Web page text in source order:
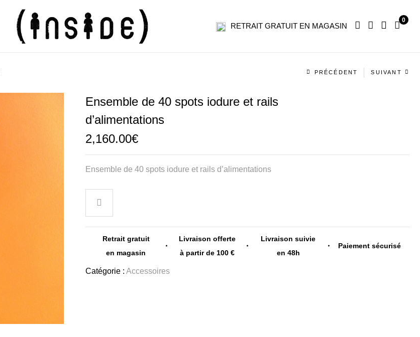
RETRAIT GRATUIT EN MAGASIN
0
Navigation
PRÉCÉDENT SUIVANT
Ensemble de 40 spots iodure et rails
d’alimentations
2,160.00€
Ensemble de 40 spots iodure et rails d’alimentations
Retrait gratuit
en magasin
Livraison offerte
à partir de 100 €
Livraison suivie
en 48h
Paiement sécurisé
Catégorie : Accessoires